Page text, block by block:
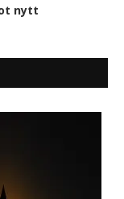
nytt